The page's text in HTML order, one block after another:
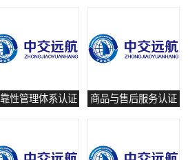
性管理体系认证 商品与售后服务认证